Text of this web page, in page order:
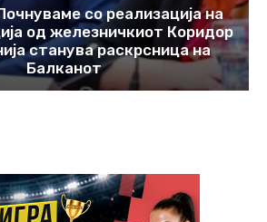
со реализација на
од железничкиот Коридор
станува раскрсница на
Балканот